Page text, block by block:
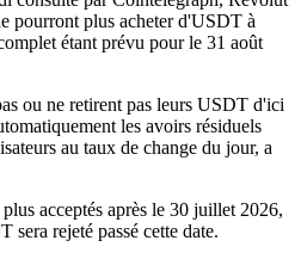
pourront plus acheter d'USDT à
étant prévu pour le 31 août
ou ne retirent pas leurs USDT d'ici
les avoirs résiduels
au taux de change du jour, a
acceptés après le 30 juillet 2026,
sera rejeté passé cette date.